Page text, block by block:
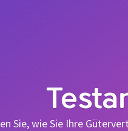
Sie, wie Sie Ihre